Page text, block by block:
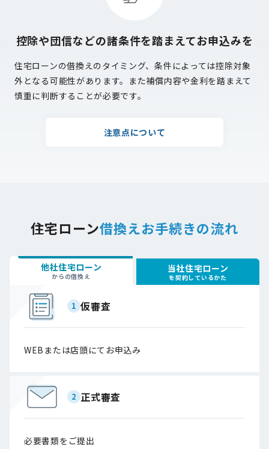
控除や団信などの諸条件を踏まえてお申込みを
住宅ローンの借換えのタイミング、条件によっては控除対象
外となる可能性があります。また補償内容や金利を踏まえて
慎重に判断することが必要です。
注意点について
住宅ローン借換えお手続きの流れ
他社住宅ローン
からの借換え
当社住宅ローン
を契約しているかた
1 仮審査
WEBまたは店頭にてお申込み
2 正式審査
必要書類をご提出